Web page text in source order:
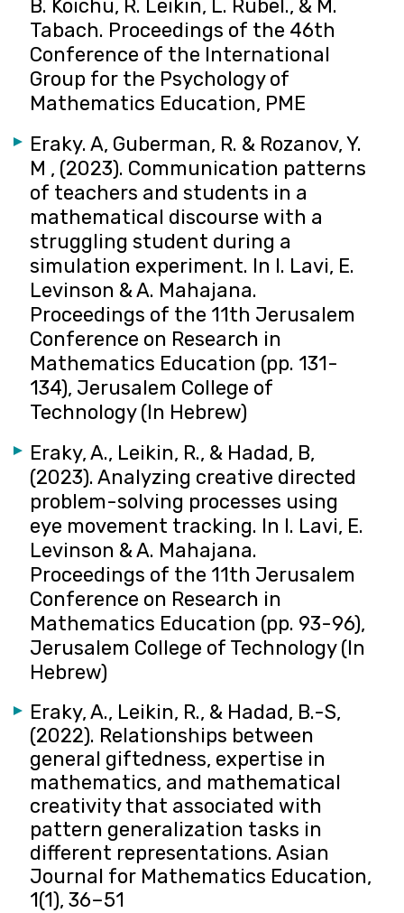
B. Koichu, R. Leikin, L. Rubel., & M.
Tabach. Proceedings of the 46th
Conference of the International
Group for the Psychology of
Mathematics Education, PME
Eraky. A, Guberman, R. & Rozanov, Y.
M , (2023). Communication patterns
of teachers and students in a
mathematical discourse with a
struggling student during a
simulation experiment. In I. Lavi, E.
Levinson & A. Mahajana.
Proceedings of the 11th Jerusalem
Conference on Research in
Mathematics Education (pp. 131-
134), Jerusalem College of
Technology (In Hebrew)
Eraky, A., Leikin, R., & Hadad, B,
(2023). Analyzing creative directed
problem-solving processes using
eye movement tracking. In I. Lavi, E.
Levinson & A. Mahajana.
Proceedings of the 11th Jerusalem
Conference on Research in
Mathematics Education (pp. 93-96),
Jerusalem College of Technology (In
Hebrew)
Eraky, A., Leikin, R., & Hadad, B.-S,
(2022). Relationships between
general giftedness, expertise in
mathematics, and mathematical
creativity that associated with
pattern generalization tasks in
different representations. Asian
Journal for Mathematics Education,
1(1), 36–51